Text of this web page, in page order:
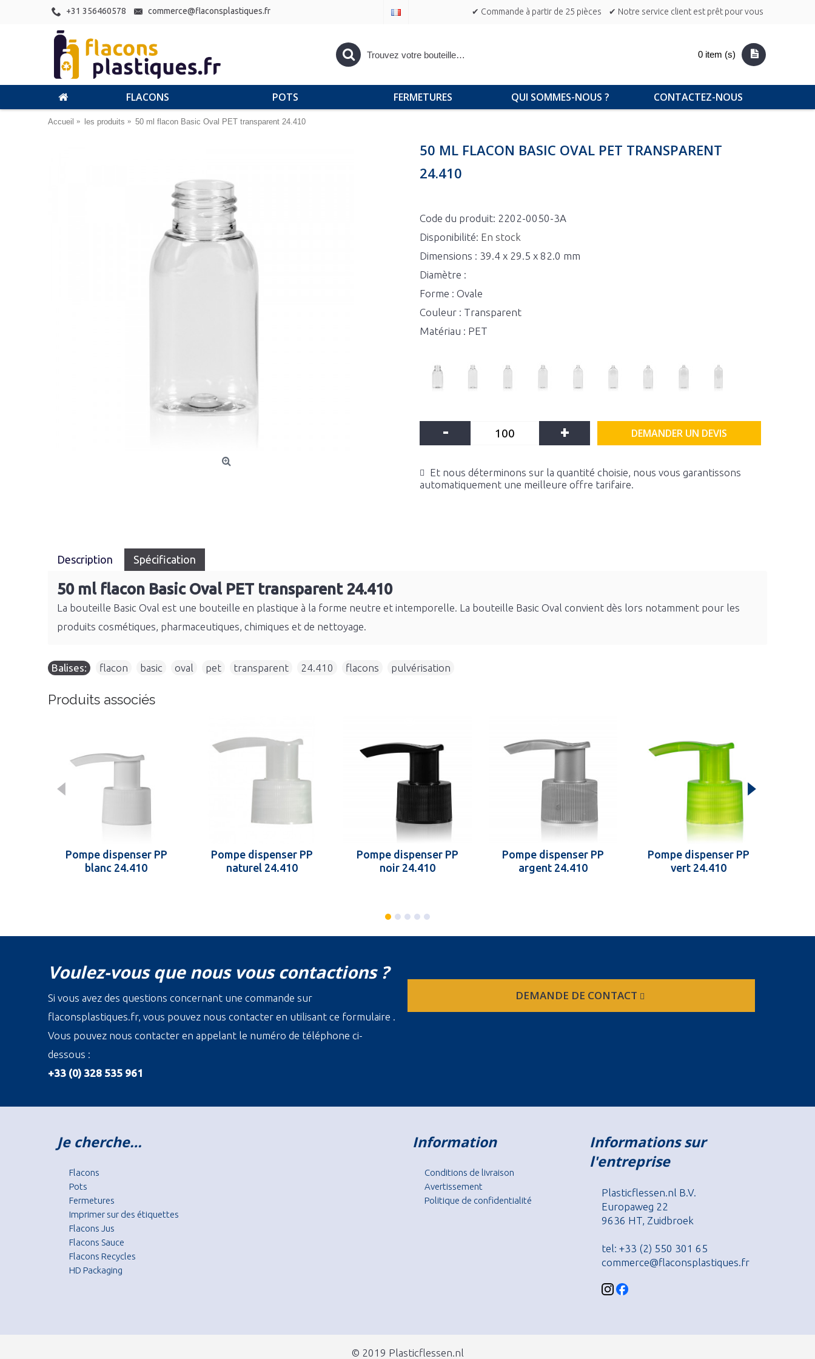
+31 356460578 commerce@flaconsplastiques.fr ✔ Commande à partir de 25 pièces ✔ Notre service client est prêt pour vous
0 item (s)
FLACONS POTS FERMETURES QUI SOMMES-NOUS ? CONTACTEZ-NOUS
Accueil les produits 50 ml flacon Basic Oval PET transparent 24.410
50 ML FLACON BASIC OVAL PET TRANSPARENT
24.410
Code du produit: 2202-0050-3A
Disponibilité: En stock
Dimensions : 39.4 x 29.5 x 82.0 mm
Diamètre :
Forme : Ovale
Couleur : Transparent
Matériau : PET
- + DEMANDER UN DEVIS
Et nous déterminons sur la quantité choisie, nous vous garantissons
automatiquement une meilleure offre tarifaire.
Description Spécification
50 ml flacon Basic Oval PET transparent 24.410
La bouteille Basic Oval est une bouteille en plastique à la forme neutre et intemporelle. La bouteille Basic Oval convient dès lors notamment pour les
produits cosmétiques, pharmaceutiques, chimiques et de nettoyage.
Balises: flacon basic oval pet transparent 24.410 flacons pulvérisation
Produits associés
Pompe dispenser PP
blanc 24.410
Pompe dispenser PP
naturel 24.410
Pompe dispenser PP
noir 24.410
Pompe dispenser PP
argent 24.410
Pompe dispenser PP
vert 24.410
Voulez-vous que nous vous contactions ?
Si vous avez des questions concernant une commande sur
flaconsplastiques.fr, vous pouvez nous contacter en utilisant ce formulaire .
Vous pouvez nous contacter en appelant le numéro de téléphone ci-
dessous :
+33 (0) 328 535 961
DEMANDE DE CONTACT
Je cherche…
Flacons
Pots
Fermetures
Imprimer sur des étiquettes
Flacons Jus
Flacons Sauce
Flacons Recycles
HD Packaging
Information
Conditions de livraison
Avertissement
Politique de confidentialité
Informations sur
l'entreprise
Plasticflessen.nl B.V.
Europaweg 22
9636 HT, Zuidbroek
tel: +33 (2) 550 301 65
commerce@flaconsplastiques.fr
© 2019 Plasticflessen.nl